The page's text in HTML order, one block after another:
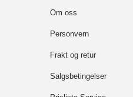
Om oss
Personvern
Frakt og retur
Salgsbetingelser